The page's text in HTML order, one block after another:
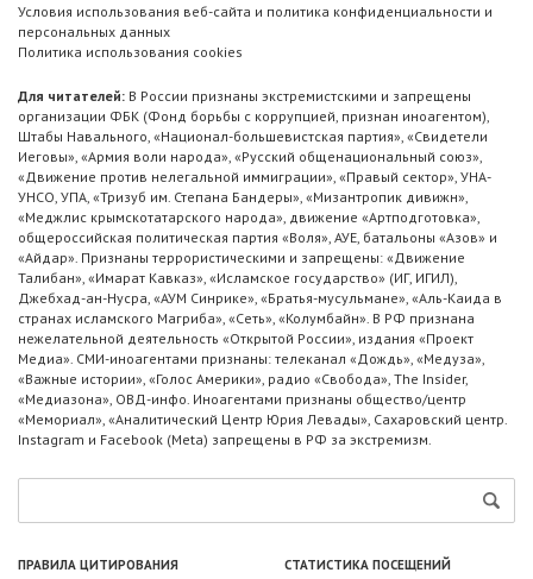
Условия использования веб-сайта и политика конфиденциальности и
персональных данных
Политика использования cookies
Для читателей: В России признаны экстремистскими и запрещены
организации ФБК (Фонд борьбы с коррупцией, признан иноагентом),
Штабы Навального, «Национал-большевистская партия», «Свидетели
Иеговы», «Армия воли народа», «Русский общенациональный союз»,
«Движение против нелегальной иммиграции», «Правый сектор», УНА-
УНСО, УПА, «Тризуб им. Степана Бандеры», «Мизантропик дивижн»,
«Меджлис крымскотатарского народа», движение «Артподготовка»,
общероссийская политическая партия «Воля», АУЕ, батальоны «Азов» и
«Айдар». Признаны террористическими и запрещены: «Движение
Талибан», «Имарат Кавказ», «Исламское государство» (ИГ, ИГИЛ),
Джебхад-ан-Нусра, «АУМ Синрике», «Братья-мусульмане», «Аль-Каида в
странах исламского Магриба», «Сеть», «Колумбайн». В РФ признана
нежелательной деятельность «Открытой России», издания «Проект
Медиа». СМИ-иноагентами признаны: телеканал «Дождь», «Медуза»,
«Важные истории», «Голос Америки», радио «Свобода», The Insider,
«Медиазона», ОВД-инфо. Иноагентами признаны общество/центр
«Мемориал», «Аналитический Центр Юрия Левады», Сахаровский центр.
Instagram и Facebook (Metа) запрещены в РФ за экстремизм.
ПРАВИЛА ЦИТИРОВАНИЯ СТАТИСТИКА ПОСЕЩЕНИЙ